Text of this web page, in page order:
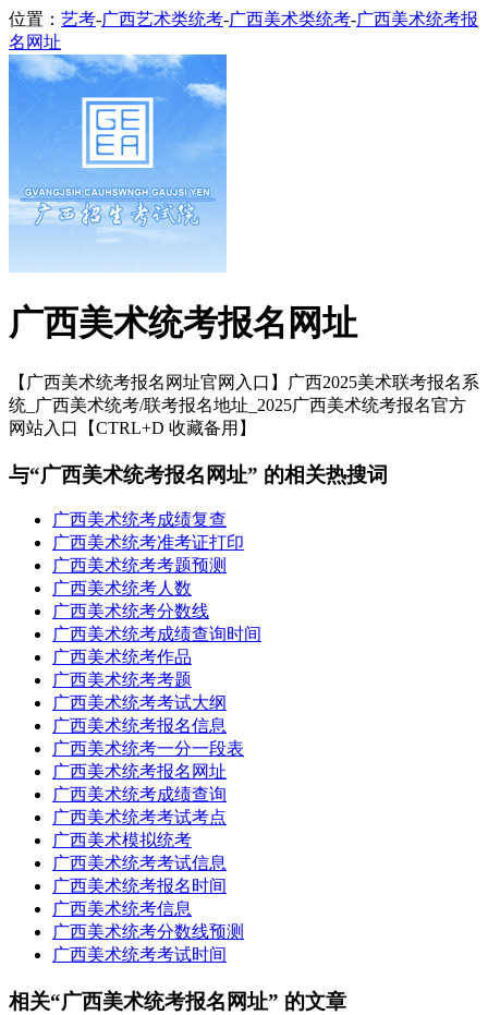
位置： 艺考-广西艺术类统考-广西美术类统考-广西美术统考报
名网址
广西美术统考报名网址
【广西美术统考报名网址官网入口】广西2025美术联考报名系
统_广西美术统考/联考报名地址_2025广西美术统考报名官方
网站入口【CTRL+D 收藏备用】
与“广西美术统考报名网址” 的相关热搜词
广西美术统考成绩复查
广西美术统考准考证打印
广西美术统考考题预测
广西美术统考人数
广西美术统考分数线
广西美术统考成绩查询时间
广西美术统考作品
广西美术统考考题
广西美术统考考试大纲
广西美术统考报名信息
广西美术统考一分一段表
广西美术统考报名网址
广西美术统考成绩查询
广西美术统考考试考点
广西美术模拟统考
广西美术统考考试信息
广西美术统考报名时间
广西美术统考信息
广西美术统考分数线预测
广西美术统考考试时间
相关“广西美术统考报名网址” 的文章